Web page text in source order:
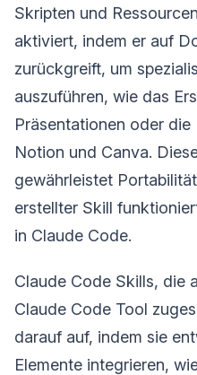
Skripten und
aktiviert, indem er auf
zurückgreift, um
auszuführen, wie das
Präsentationen oder
Notion und Canva.
gewährleistet
erstellter Skill
in Claude Code.
Claude Code Skills, die
Claude Code Tool
darauf auf, indem sie
Elemente integrieren,